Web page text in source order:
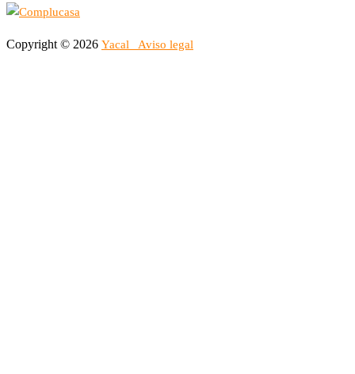
Copyright © 2026 Yacal Aviso legal